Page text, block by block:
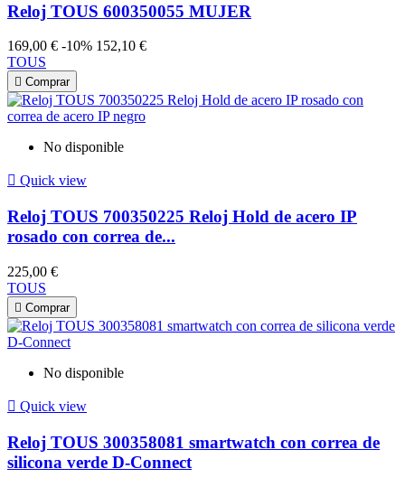
Reloj TOUS 600350055 MUJER
169,00 € -10% 152,10 €
TOUS
 Comprar
No disponible
 Quick view
Reloj TOUS 700350225 Reloj Hold de acero IP
rosado con correa de...
225,00 €
TOUS
 Comprar
No disponible
 Quick view
Reloj TOUS 300358081 smartwatch con correa de
silicona verde D-Connect